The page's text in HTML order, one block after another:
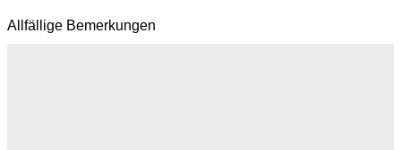
Allfällige Bemerkungen